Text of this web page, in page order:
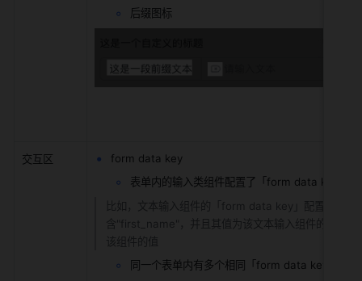
后缀图标
交互区
form data key
表单内的输入类组件配置了「form data key」后
比如，文本输入组件的「form data key」配置为
含"first_name"，并且其值为该文本输入组件的值
该组件的值
同一个表单内有多个相同「form data key」时，